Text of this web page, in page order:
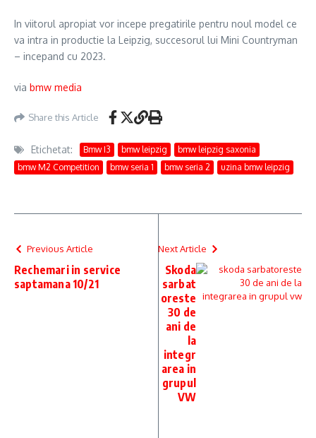
In viitorul apropiat vor incepe pregatirile pentru noul model ce
va intra in productie la Leipzig, succesorul lui Mini Countryman
– incepand cu 2023.
via bmw media
Share this Article
Etichetat: Bmw I3 bmw leipzig
bmw leipzig saxonia
bmw M2 Competition
bmw seria 1 bmw seria 2 uzina bmw leipzig
Previous Article
Rechemari in service
saptamana 10/21
Next Article
Skoda
sarbat
oreste
30 de
ani de
la
integr
area in
grupul
VW